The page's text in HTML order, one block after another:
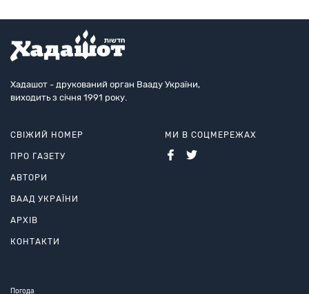
Хадашот - друкований орган Вааду України,
виходить з січня 1991 року.
СВІЖИЙ НОМЕР
ПРО ГАЗЕТУ
АВТОРИ
ВААД УКРАЇНИ
АРХІВ
КОНТАКТИ
МИ В СОЦМЕРЕЖАХ
Погода